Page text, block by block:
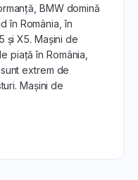
BMW domină
în România, în
și X5. Mașini de
piață în România,
extrem de
Mașini de